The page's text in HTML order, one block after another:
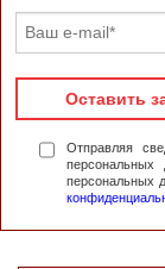
Оставить
Отправляя
персональных